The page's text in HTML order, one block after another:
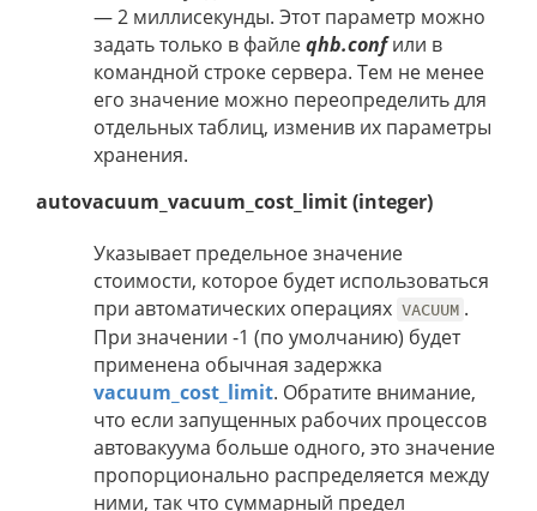
— 2 миллисекунды. Этот параметр можно
задать только в файлеqhb.confили в
командной строке сервера. Тем не менее
его значение можно переопределить для
отдельных таблиц, изменив их параметры
хранения.
autovacuum_vacuum_cost_limit (integer)
Указывает предельное значение
стоимости, которое будет использоваться
при автоматических операциях VACUUM .
При значении -1 (по умолчанию) будет
применена обычная задержка
vacuum_cost_limit. Обратите внимание,
что если запущенных рабочих процессов
автовакуума больше одного, это значение
пропорционально распределяется между
ними, так что суммарный предел